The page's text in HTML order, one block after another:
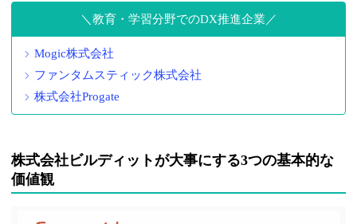
教育・学習分野でのDX推進企業
Mogic株式会社
ファンタムスティック株式会社
株式会社Progate
株式会社ビルディットが大事にする3つの基本的な
価値観